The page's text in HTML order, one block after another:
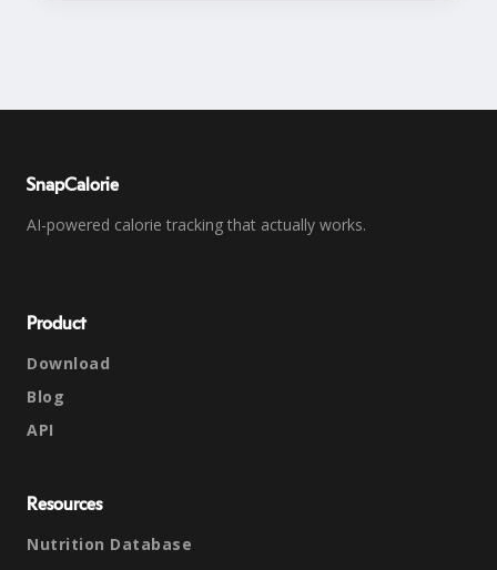
SnapCalorie
AI-powered calorie tracking that actually works.
Product
Download
Blog
API
Resources
Nutrition Database